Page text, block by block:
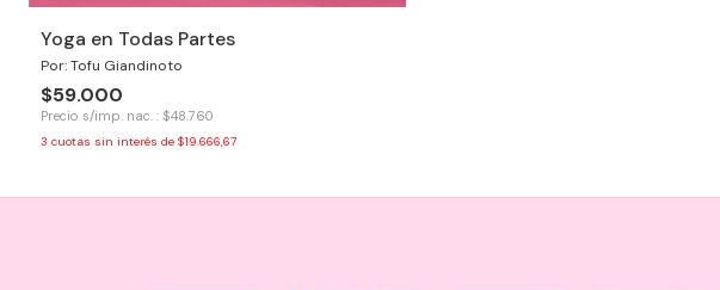
Yoga en Todas Partes
Por: Tofu Giandinoto
$59.000
Precio s/imp. nac. : $48.760
3 cuotas sin interés de $19.666,67